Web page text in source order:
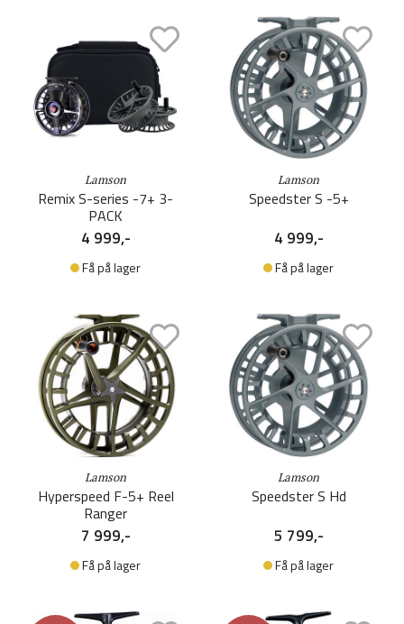
Lamson
Remix S-series -7+ 3-
PACK
4 999,-
Få på lager
Lamson
Speedster S -5+
4 999,-
Få på lager
Lamson
Hyperspeed F-5+ Reel
Ranger
7 999,-
Få på lager
Lamson
Speedster S Hd
5 799,-
Få på lager